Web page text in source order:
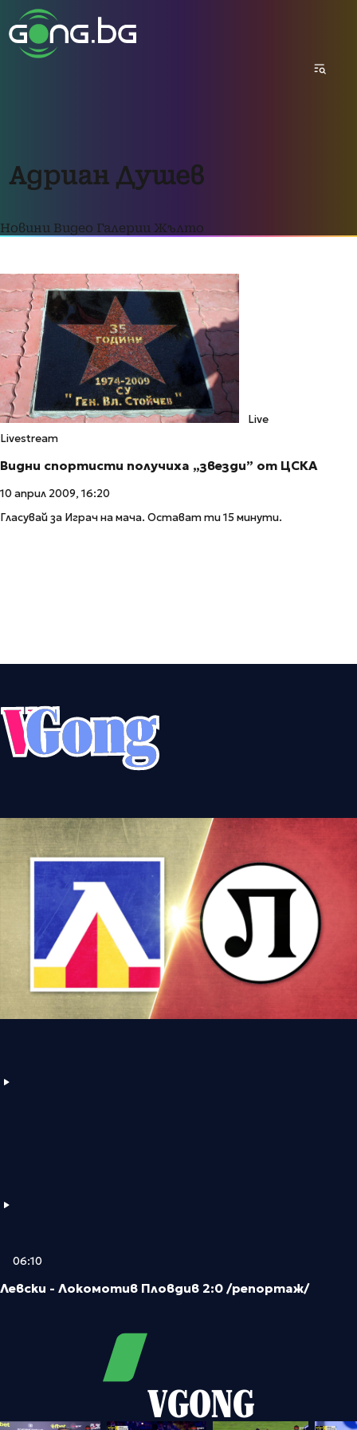
Адриан Душев
Новини Видео Галерии Жълто
Live
Livestream
Видни спортисти получиха „звезди” от ЦСКА
10 април 2009, 16:20
Гласувай за Играч на мача. Остават ти 15 минути.
06:10
Левски - Локомотив Пловдив 2:0 /репортаж/
VGONG